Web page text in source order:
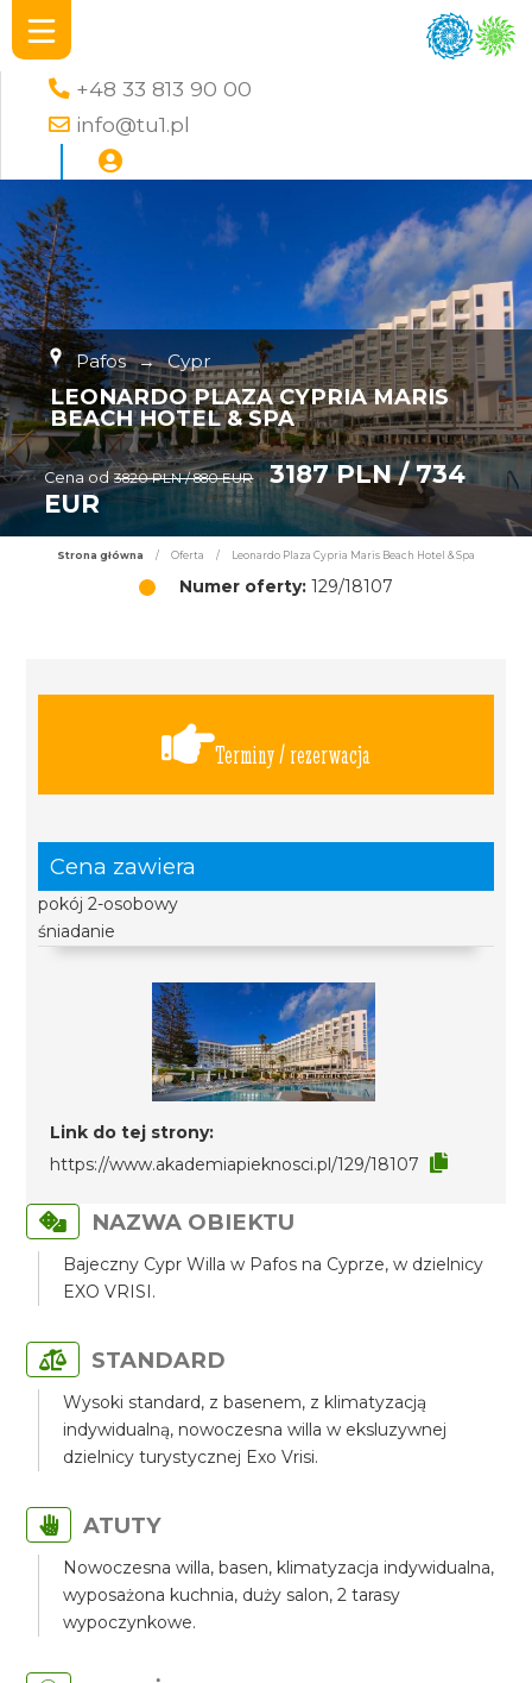
+48 33 813 90 00
info@tu1.pl
Pafos → Cypr
LEONARDO PLAZA CYPRIA MARIS
BEACH HOTEL & SPA
Cena od 3820 PLN / 880 EUR
3187 PLN / 734
EUR
Strona główna / Oferta / Leonardo Plaza Cypria Maris Beach Hotel & Spa
Numer oferty: 129/18107
Terminy / rezerwacja
Cena zawiera
pokój 2-osobowy
śniadanie
Link do tej strony:
https://www.akademiapieknosci.pl/129/18107
NAZWA OBIEKTU
Bajeczny Cypr Willa w Pafos na Cyprze, w dzielnicy
EXO VRISI.
STANDARD
Wysoki standard, z basenem, z klimatyzacją
indywidualną, nowoczesna willa w eksluzywnej
dzielnicy turystycznej Exo Vrisi.
ATUTY
Nowoczesna willa, basen, klimatyzacja indywidualna,
wyposażona kuchnia, duży salon, 2 tarasy
wypoczynkowe.